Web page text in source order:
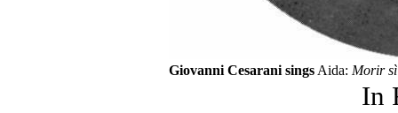
Giovanni Cesarani sings Aida: Morir
In